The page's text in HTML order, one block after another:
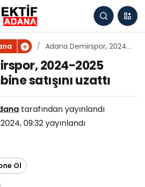
Adana Demirspor, 2024-
satışını uzattı
2024-2025
satışını uzattı
tarafından yayınlandı
09:32yayınlandı
Ol